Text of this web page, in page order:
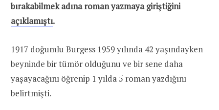
bırakabilmek adına roman yazmaya giriştiğini
açıklamıştı.
1917 doğumlu Burgess 1959 yılında 42 yaşındayken
beyninde bir tümör olduğunu ve bir sene daha
yaşayacağını öğrenip 1 yılda 5 roman yazdığını
belirtmişti.